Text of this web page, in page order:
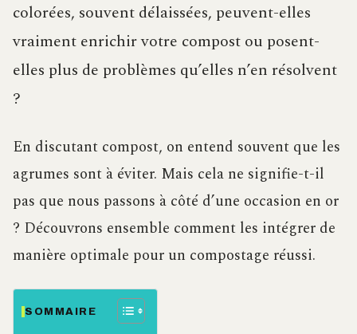
colorées, souvent délaissées, peuvent-elles
vraiment enrichir votre compost ou posent-
elles plus de problèmes qu’elles n’en résolvent
?
En discutant compost, on entend souvent que les
agrumes sont à éviter. Mais cela ne signifie-t-il
pas que nous passons à côté d’une occasion en or
? Découvrons ensemble comment les intégrer de
manière optimale pour un compostage réussi.
SOMMAIRE